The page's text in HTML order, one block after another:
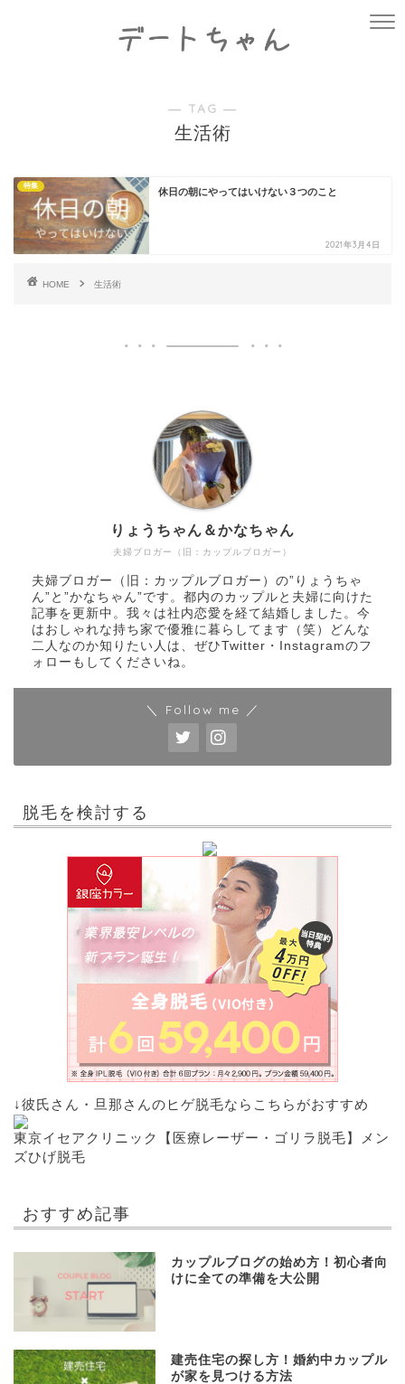
― TAG ―
生活術
特集
休日の朝にやってはいけない３つのこと
2021年3月4日
HOME 生活術
夫婦ブロガー（旧：カップルブロガー）
りょうちゃん＆かなちゃん
夫婦ブロガー（旧：カップルブロガー）の”りょうちゃ
ん”と”かなちゃん”です。都内のカップルと夫婦に向けた
記事を更新中。我々は社内恋愛を経て結婚しました。今
はおしゃれな持ち家で優雅に暮らしてます（笑）どんな
二人なのか知りたい人は、ぜひTwitter・Instagramのフ
ォローもしてくださいね。
＼ Follow me ／
脱毛を検討する
↓彼氏さん・旦那さんのヒゲ脱毛ならこちらがおすすめ
東京イセアクリニック【医療レーザー・ゴリラ脱毛】メン
ズひげ脱毛
おすすめ記事
カップルブログの始め方！初心者向
けに全ての準備を大公開
建売住宅の探し方！婚約中カップル
が家を見つける方法